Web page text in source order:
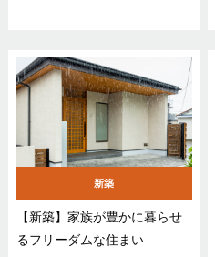
新築
【新築】家族が豊かに暮らせ
るフリーダムな住まい